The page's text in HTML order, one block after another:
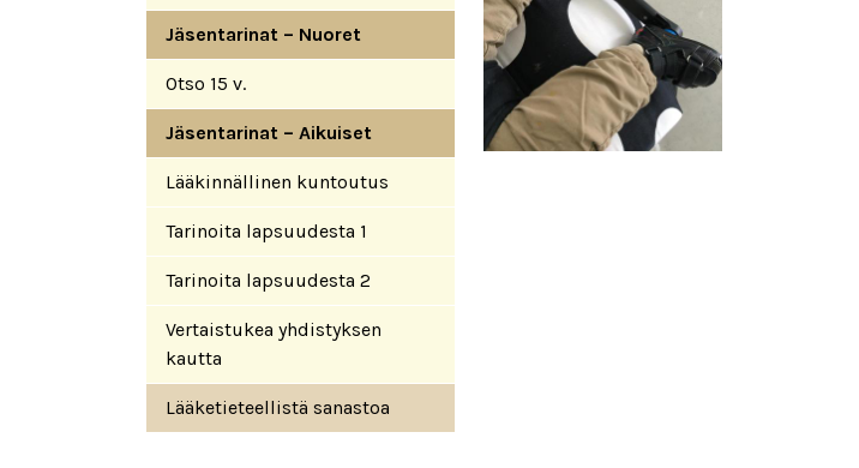
Jäsentarinat – Nuoret
Otso 15 v.
Jäsentarinat – Aikuiset
Lääkinnällinen kuntoutus
Tarinoita lapsuudesta 1
Tarinoita lapsuudesta 2
Vertaistukea yhdistyksen
kautta
Lääketieteellistä sanastoa